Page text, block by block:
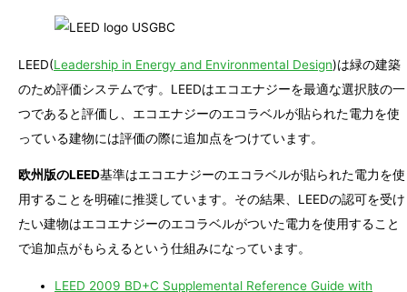
LEED(Leadership in Energy and Environmental Design)は緑の建築
のため評価システムです。LEEDはエコエナジーを最適な選択肢の一
つであると評価し、エコエナジーのエコラベルが貼られた電力を使
っている建物には評価の際に追加点をつけています。
欧州版のLEED基準はエコエナジーのエコラベルが貼られた電力を使
用することを明確に推奨しています。その結果、LEEDの認可を受け
たい建物はエコエナジーのエコラベルがついた電力を使用すること
で追加点がもらえるという仕組みになっています。
LEED 2009 BD+C Supplemental Reference Guide with